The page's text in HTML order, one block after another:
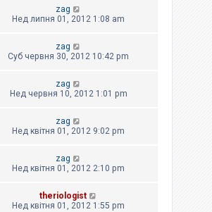
zag
Нед липня 01, 2012 1:08 am
zag
Суб червня 30, 2012 10:42 pm
zag
Нед червня 10, 2012 1:01 pm
zag
Нед квітня 01, 2012 9:02 pm
zag
Нед квітня 01, 2012 2:10 pm
theriologist
Нед квітня 01, 2012 1:55 pm